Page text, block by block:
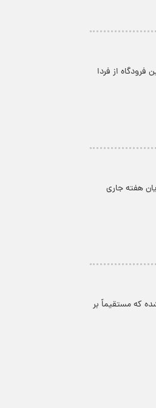
فرودگاه از فردا
و خارجی تا پایان هفته جاری
که مستقیماً بر